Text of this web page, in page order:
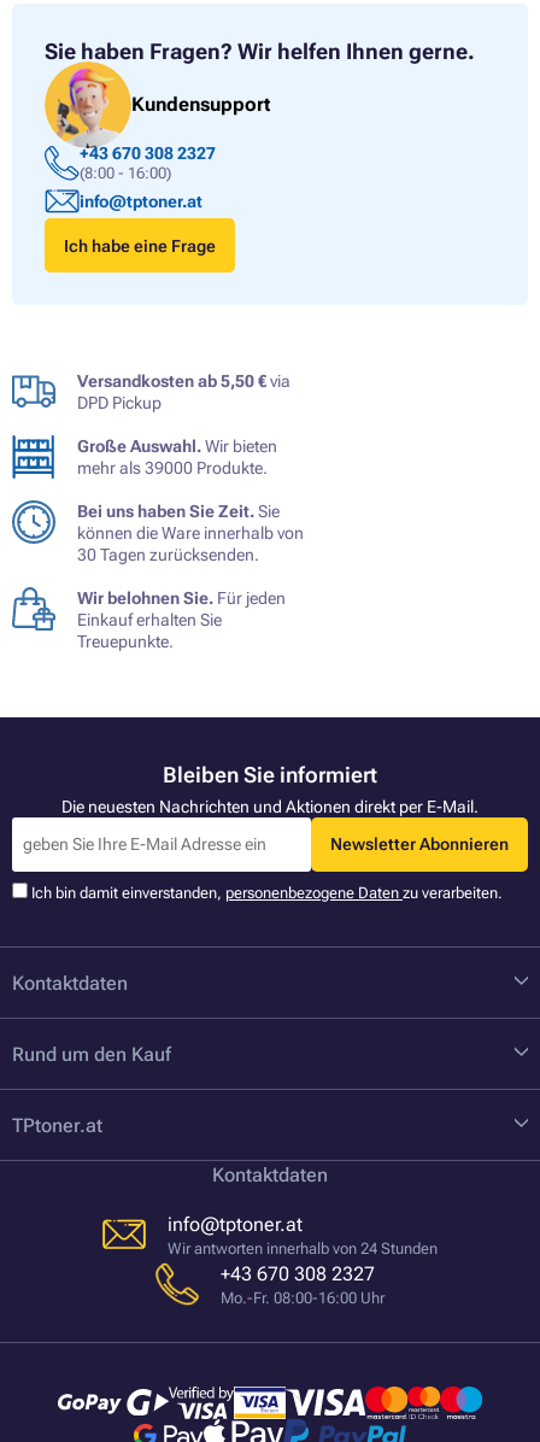
Sie haben Fragen? Wir helfen Ihnen gerne.
Kundensupport
+43 670 308 2327
(8:00 - 16:00)
info@tptoner.at
Ich habe eine Frage
Versandkosten ab 5,50 €via
DPD Pickup
Große Auswahl.Wir bieten
mehr als 39000 Produkte.
Bei uns haben Sie Zeit.Sie
können die Ware innerhalb von
30 Tagen zurücksenden.
Wir belohnen Sie. Für jeden
Einkauf erhalten Sie
Treuepunkte.
Bleiben Sie informiert
Die neuesten Nachrichten und Aktionen direkt per E-Mail.
Newsletter Abonnieren
Ich bin damit einverstanden, personenbezogene Daten zu verarbeiten.
Kontaktdaten
Rund um den Kauf
TPtoner.at
Kontaktdaten
info@tptoner.at
Wir antworten innerhalb von 24 Stunden
+43 670 308 2327
Mo.-Fr. 08:00-16:00 Uhr